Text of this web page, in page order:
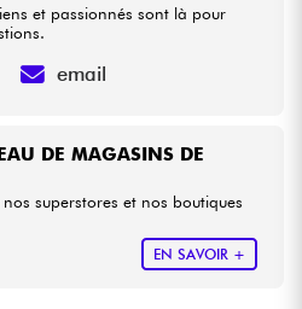
DE MAGASINS DE
superstores et nos boutiques
EN SAVOIR +
et passionnés sont là pour
email